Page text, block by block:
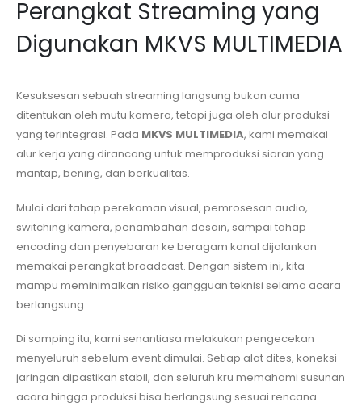
Perangkat Streaming yang
Digunakan MKVS MULTIMEDIA
Kesuksesan sebuah streaming langsung bukan cuma
ditentukan oleh mutu kamera, tetapi juga oleh alur produksi
yang terintegrasi. Pada MKVS MULTIMEDIA, kami memakai
alur kerja yang dirancang untuk memproduksi siaran yang
mantap, bening, dan berkualitas.
Mulai dari tahap perekaman visual, pemrosesan audio,
switching kamera, penambahan desain, sampai tahap
encoding dan penyebaran ke beragam kanal dijalankan
memakai perangkat broadcast. Dengan sistem ini, kita
mampu meminimalkan risiko gangguan teknisi selama acara
berlangsung.
Di samping itu, kami senantiasa melakukan pengecekan
menyeluruh sebelum event dimulai. Setiap alat dites, koneksi
jaringan dipastikan stabil, dan seluruh kru memahami susunan
acara hingga produksi bisa berlangsung sesuai rencana.